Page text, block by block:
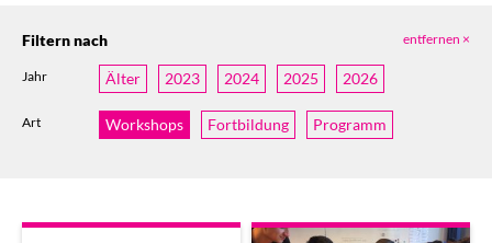
Filtern nach entfernen ×
Jahr Älter 2023 2024 2025 2026
Art Workshops Fortbildung Programm